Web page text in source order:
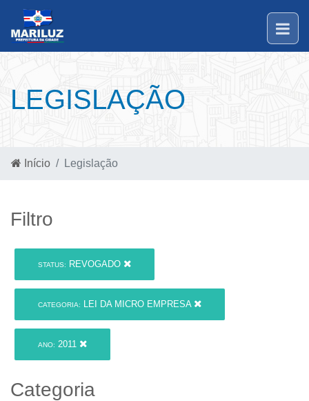
LEGISLAÇÃO
Início Legislação
Filtro
STATUS: REVOGADO
CATEGORIA: LEI DA MICRO EMPRESA
ANO: 2011
Categoria